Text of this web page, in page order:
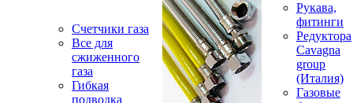
Счетчики газа
Все для
сжиженного
газа
Гибкая
подводка
Рукава,
фитинги
Редуктора
Cavagna
group
(Италия)
Газовые